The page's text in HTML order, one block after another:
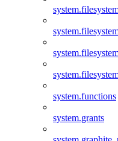
system.functions
system.grants